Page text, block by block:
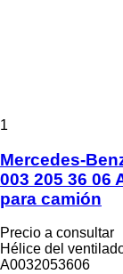
1
Mercedes-
003 205 36 06
para camión
Precio a consultar
Hélice del
A0032053606